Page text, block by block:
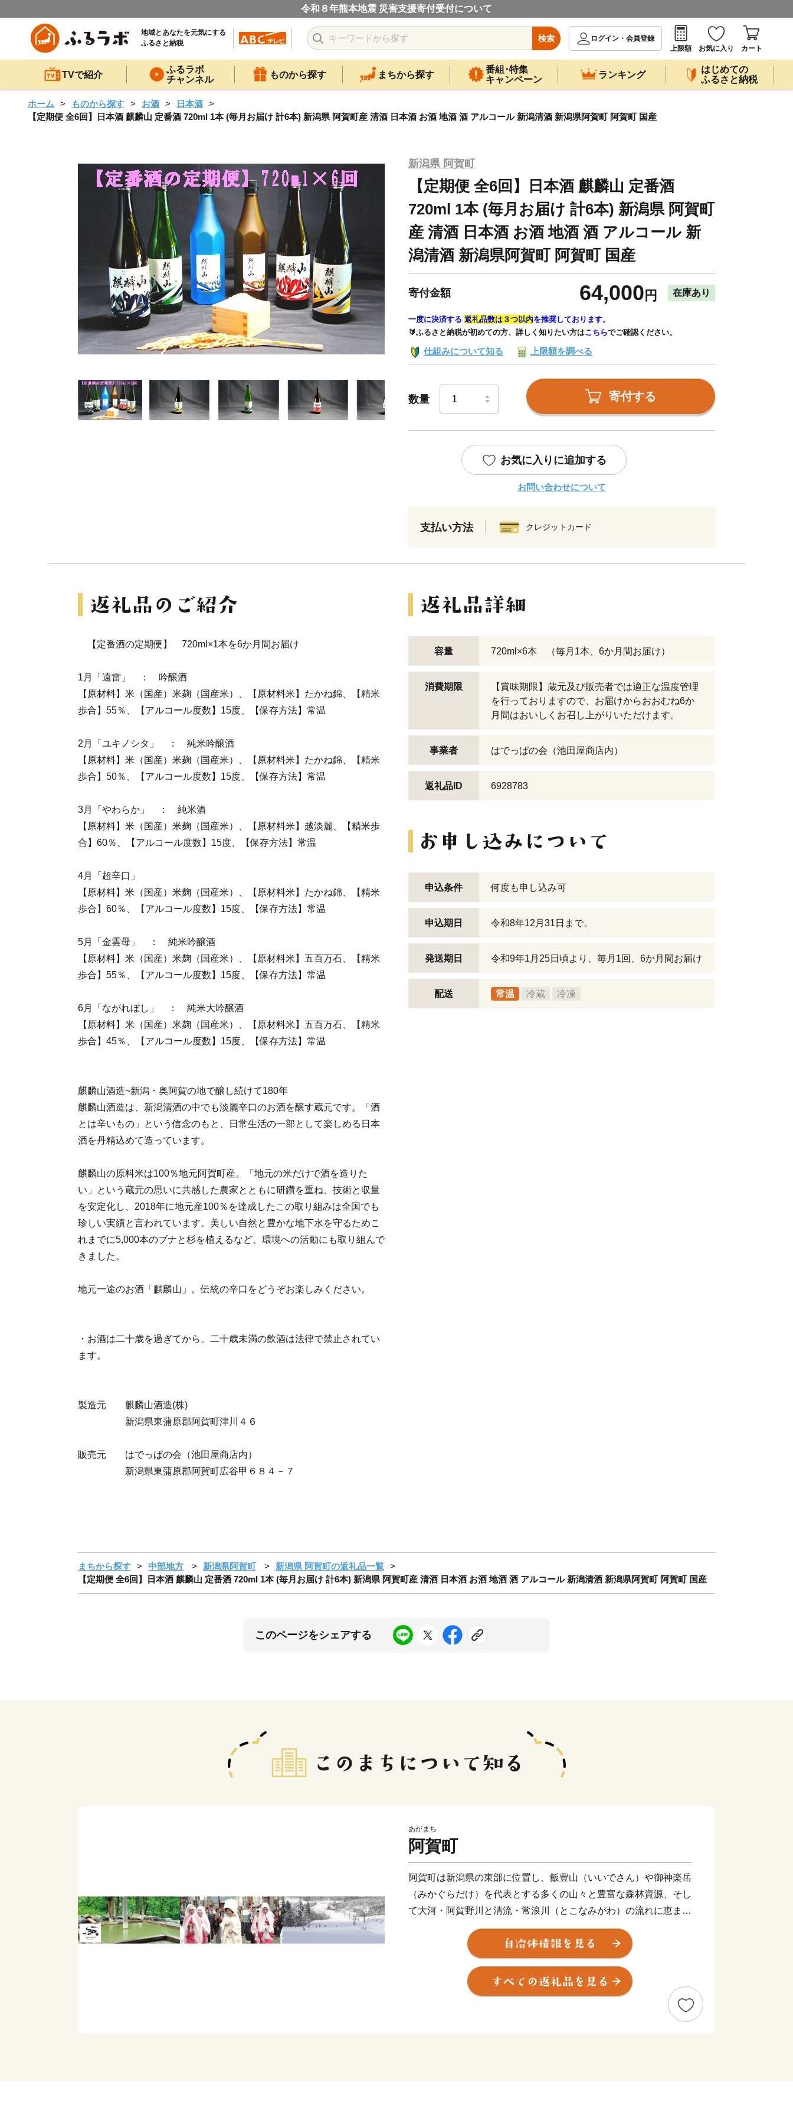
令和８年熊本地震 災害支援寄付受付について
地域とあなたを元気にする
ふるさと納税
検索
ログイン・会員登録
上限額
お気に入り カート
TVで紹介
ふるラボ
チャンネル
ものから探す まちから探す
番組･特集
キャンペーン
ランキング
はじめての
ふるさと納税
ホーム ものから探す お酒
日本酒
【定期便 全6回】日本酒 麒麟山 定番酒 720ml 1本 (毎月お届け 計6本) 新潟県 阿賀町産 清酒 日本酒 お酒 地酒 酒 アルコール 新潟清酒 新潟県阿賀町 阿賀町 国産
新潟県 阿賀町
【定期便 全6回】日本酒 麒麟山 定番酒
720ml 1本 (毎月お届け 計6本) 新潟県 阿賀町
産 清酒 日本酒 お酒 地酒 酒 アルコール 新
潟清酒 新潟県阿賀町 阿賀町 国産
寄付金額 64,000 円 在庫あり
一度に決済する 返礼品数は３つ以内を推奨しております。
🔰ふるさと納税が初めての方、詳しく知りたい方はこちらでご確認ください。
仕組みについて知る 上限額を調べる
数量 寄付する
お気に入りに追加する
お問い合わせについて
支払い方法 クレジットカード
【定番酒の定期便】 720ml×1本を6か月間お届け
1月「遠雷」 ： 吟醸酒
【原材料】米（国産）米麹（国産米）、【原材料米】たかね錦、【精米
歩合】55％、【アルコール度数】15度、【保存方法】常温
2月「ユキノシタ」 ： 純米吟醸酒
【原材料】米（国産）米麹（国産米）、【原材料米】たかね錦、【精米
歩合】50％、【アルコール度数】15度、【保存方法】常温
3月「やわらか」 ： 純米酒
【原材料】米（国産）米麹（国産米）、【原材料米】越淡麗、【精米歩
合】60％、【アルコール度数】15度、【保存方法】常温
4月「超辛口」
【原材料】米（国産）米麹（国産米）、【原材料米】たかね錦、【精米
歩合】60％、【アルコール度数】15度、【保存方法】常温
5月「金雲母」 ： 純米吟醸酒
【原材料】米（国産）米麹（国産米）、【原材料米】五百万石、【精米
歩合】55％、【アルコール度数】15度、【保存方法】常温
6月「ながれぼし」 ： 純米大吟醸酒
【原材料】米（国産）米麹（国産米）、【原材料米】五百万石、【精米
歩合】45％、【アルコール度数】15度、【保存方法】常温
麒麟山酒造~新潟・奥阿賀の地で醸し続けて180年
麒麟山酒造は、新潟清酒の中でも淡麗辛口のお酒を醸す蔵元です。「酒
とは辛いもの」という信念のもと、日常生活の一部として楽しめる日本
酒を丹精込めて造っています。
麒麟山の原料米は100％地元阿賀町産。「地元の米だけで酒を造りた
い」という蔵元の思いに共感した農家とともに研鑽を重ね、技術と収量
を安定化し、2018年に地元産100％を達成したこの取り組みは全国でも
珍しい実績と言われています。美しい自然と豊かな地下水を守るためこ
れまでに5,000本のブナと杉を植えるなど、環境への活動にも取り組んで
きました。
地元一途のお酒「麒麟山」。伝統の辛口をどうぞお楽しみください。
・お酒は二十歳を過ぎてから。二十歳未満の飲酒は法律で禁止されてい
ます。
製造元 麒麟山酒造(株)
新潟県東蒲原郡阿賀町津川４６
販売元 はでっぱの会（池田屋商店内）
新潟県東蒲原郡阿賀町広谷甲６８４－７
容量 720ml×6本 （毎月1本、6か月間お届け）
消費期限
【賞味期限】蔵元及び販売者では適正な温度管理
を行っておりますので、お届けからおおむね6か
月間はおいしくお召し上がりいただけます。
事業者 はでっぱの会（池田屋商店内）
返礼品ID 6928783
申込条件 何度も申し込み可
申込期日 令和8年12月31日まで。
発送期日 令和9年1月25日頃より、毎月1回、6か月間お届け
配送 常温 冷蔵 冷凍
まちから探す 中部地方 新潟県阿賀町
新潟県 阿賀町の返礼品一覧
【定期便 全6回】日本酒 麒麟山 定番酒 720ml 1本 (毎月お届け 計6本) 新潟県 阿賀町産 清酒 日本酒 お酒 地酒 酒 アルコール 新潟清酒 新潟県阿賀町 阿賀町 国産
このページをシェアする
あがまち
阿賀町
阿賀町は新潟県の東部に位置し、飯豊山（いいでさん）や御神楽岳
（みかぐらだけ）を代表とする多くの山々と豊富な森林資源、そし
て大河・阿賀野川と清流・常浪川（とこなみがわ）の流れに恵まれ
た、水と緑の美しい町です。
古くから水上・陸上交通の要所であったという歴史があり、その名
残として阿賀野川ライン舟下りや磐越西線が運行されており、新
潟・福島間を走る「SLばんえつ物語号（C57）」の路線地でもあ